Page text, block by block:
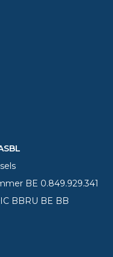
BE 0.849.929.341
BBRU BE BB